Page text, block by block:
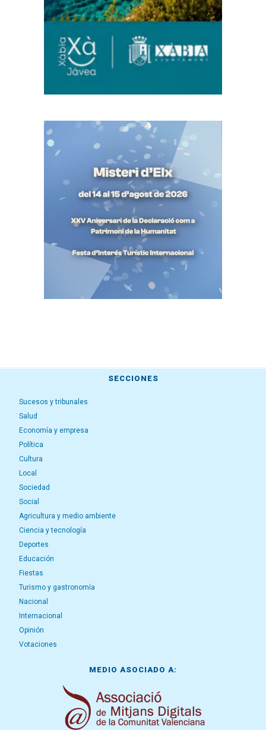
SECCIONES
Sucesos y tribunales
Salud
Economía y empresa
Política
Cultura
Local
Sociedad
Social
Agricultura y medio ambiente
Ciencia y tecnología
Deportes
Educación
Fiestas
Turismo y gastronomía
Nacional
Internacional
Opinión
Votaciones
MEDIO ASOCIADO A: